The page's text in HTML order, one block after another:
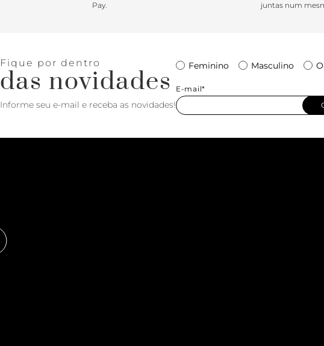
Pay.
juntas num
Fique por dentro
das novidades
Informe seu e-mail e receba as novidades!
Feminino Masculino
E-mail*